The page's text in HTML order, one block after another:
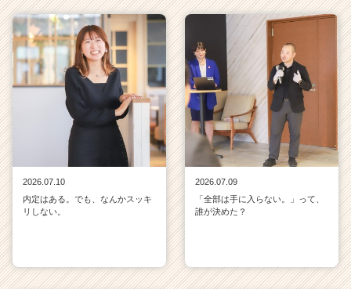
2026.07.10
内定はある。でも、なんかスッキ
リしない。
2026.07.09
「全部は手に入らない。」って、
誰が決めた？